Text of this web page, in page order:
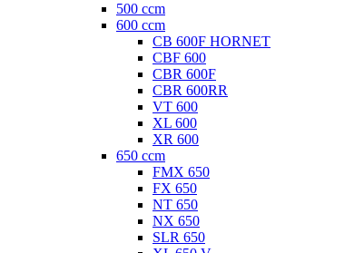
500 ccm
600 ccm
CB 600F HORNET
CBF 600
CBR 600F
CBR 600RR
VT 600
XL 600
XR 600
650 ccm
FMX 650
FX 650
NT 650
NX 650
SLR 650